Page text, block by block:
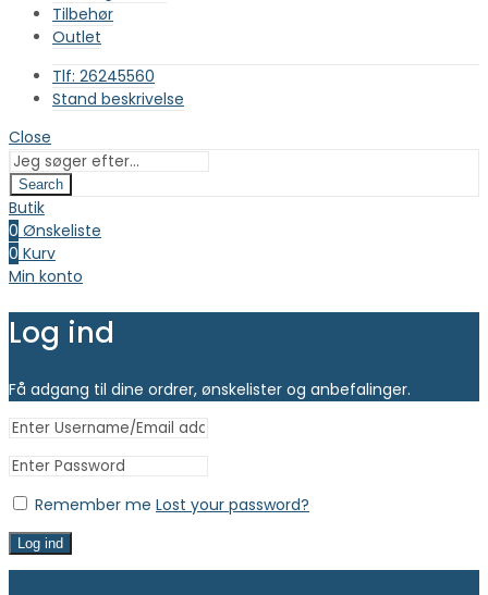
Tilbehør
Outlet
Tlf: 26245560
Stand beskrivelse
Close
Search
Butik
0 Ønskeliste
0 Kurv
Min konto
Log ind
Få adgang til dine ordrer, ønskelister og anbefalinger.
Remember me Lost your password?
Log ind